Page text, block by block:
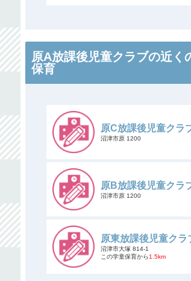
原A放課後児童クラブの近く
保育
原C放課後児童クラ
沼津市原 1200
原B放課後児童クラ
沼津市原 1200
原東放課後児童クラ
沼津市大塚 814-1
この学童保育から1.5km